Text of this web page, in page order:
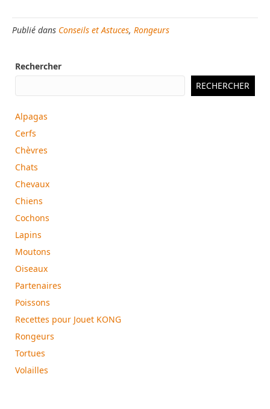
c
e
o
a
i
Publié dans Conseils et Astuces, Rongeurs
Rechercher
RECHERCHER
Alpagas
Cerfs
Chèvres
Chats
Chevaux
Chiens
Cochons
Lapins
Moutons
Oiseaux
Partenaires
Poissons
Recettes pour Jouet KONG
Rongeurs
Tortues
Volailles